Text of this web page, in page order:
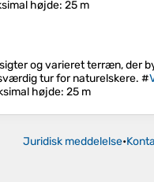
højde: 25 m
og varieret terræn, der
tur for naturelskere. #
højde: 25 m
Juridisk meddelelse•